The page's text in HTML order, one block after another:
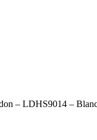
– LDHS9014 –